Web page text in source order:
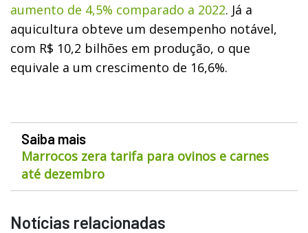
aumento de 4,5% comparado a 2022. Já a
aquicultura obteve um desempenho notável,
com R$ 10,2 bilhões em produção, o que
equivale a um crescimento de 16,6%.
Saiba mais
Marrocos zera tarifa para ovinos e carnes
até dezembro
Notícias relacionadas